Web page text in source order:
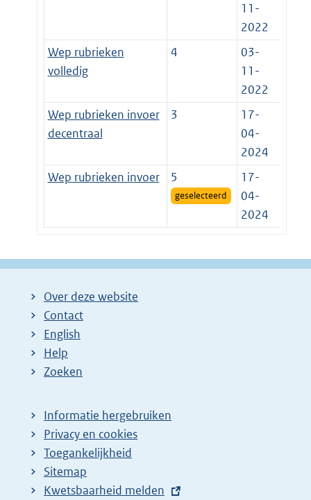
11-
2022
Wep rubrieken
volledig
4
03-
11-
2022
Wep rubrieken invoer
decentraal
3
17-
04-
2024
Wep rubrieken invoer
5
geselecteerd
17-
04-
2024
Over deze website
Contact
English
Help
Zoeken
Informatie hergebruiken
Privacy en cookies
Toegankelijkheid
Sitemap
E
Kwetsbaarheid melden